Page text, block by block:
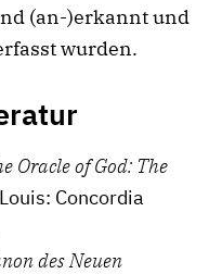
(an-)erkannt und
wurden.
Oracle of God: The
Concordia
des Neuen